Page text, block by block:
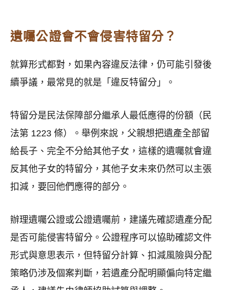
遺囑公證會不會侵害特留分？
就算形式都對，如果內容違反法律，仍可能引發後
續爭議，最常見的就是「違反特留分」。
特留分是民法保障部分繼承人最低應得的份額（民
法第 1223 條）。舉例來說，父親想把遺產全部留
給長子、完全不分給其他子女，這樣的遺囑就會違
反其他子女的特留分，其他子女未來仍然可以主張
扣減，要回他們應得的部分。
辦理遺囑公證或公證遺囑前，建議先確認遺產分配
是否可能侵害特留分。公證程序可以協助確認文件
形式與意思表示，但特留分計算、扣減風險與分配
策略仍涉及個案判斷，若遺產分配明顯偏向特定繼